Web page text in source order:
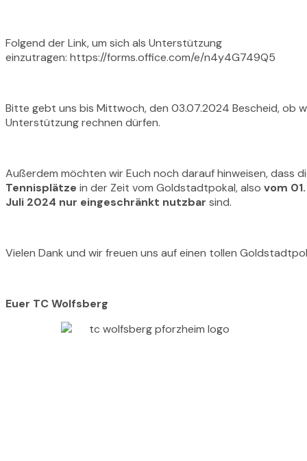
Folgend der Link, um sich als Unterstützung
einzutragen: https://forms.office.com/e/n4y4G749Q5
Bitte gebt uns bis Mittwoch, den 03.07.2024 Bescheid, ob
Unterstützung rechnen dürfen.
Außerdem möchten wir Euch noch darauf hinweisen, dass
Tennisplätze in der Zeit vom Goldstadtpokal, also vom
Juli 2024 nur eingeschränkt nutzbar sind.
Vielen Dank und wir freuen uns auf einen tollen
Euer TC Wolfsberg